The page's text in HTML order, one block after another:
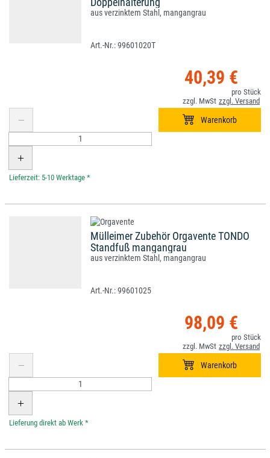
aus verzinktem Stahl, mangangrau
99601020T
40,39 €
*
Mülleimer Zubehör Orgavente TONDO
Standfuß mangangrau
aus verzinktem Stahl, mangangrau
99601025
98,09 €
*